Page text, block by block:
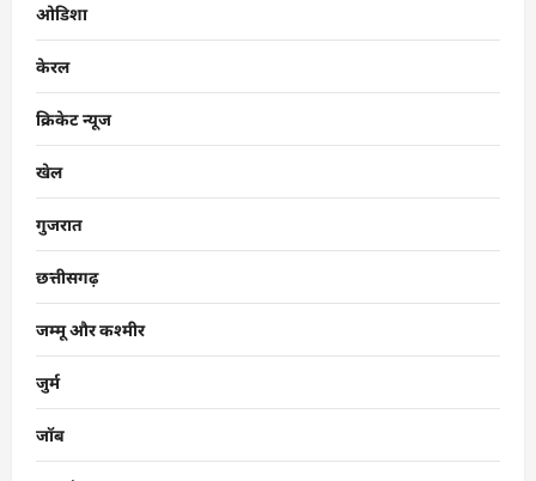
ओडिशा
केरल
क्रिकेट न्यूज
खेल
गुजरात
छत्तीसगढ़
जम्मू और कश्मीर
जुर्म
जॉब